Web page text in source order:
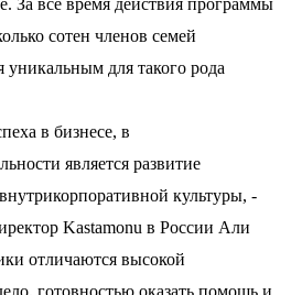
сотен членов семей
уникальным для такого рода
в бизнесе, в
является развитие
культуры, -
Kastamonu в России Али
отличаются высокой
готовностью оказать помощь и